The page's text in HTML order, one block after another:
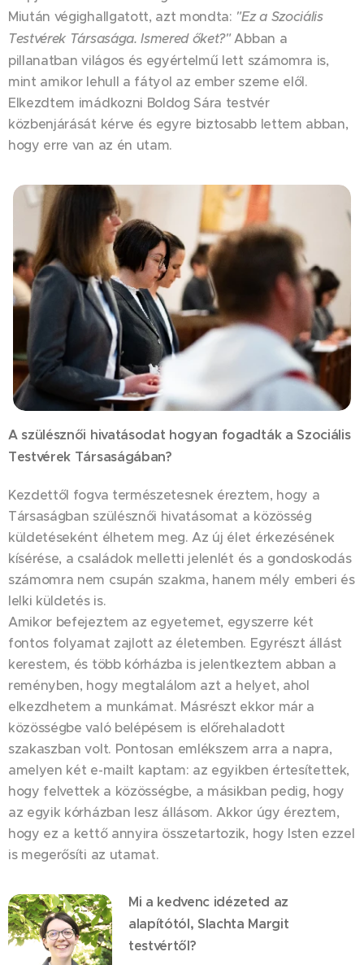
Miután végighallgatott, azt mondta: "Ez a Szociális
Testvérek Társasága. Ismered őket?"Abban a
pillanatban világos és egyértelmű lett számomra is,
mint amikor lehull a fátyol az ember szeme elől.
Elkezdtem imádkozni Boldog Sára testvér
közbenjárását kérve és egyre biztosabb lettem abban,
hogy erre van az én utam.
A szülésznői hivatásodat hogyan fogadták a Szociális
Testvérek Társaságában?
Kezdettől fogva természetesnek éreztem, hogy a
Társaságban szülésznői hivatásomat a közösség
küldetéseként élhetem meg. Az új élet érkezésének
kísérése, a családok melletti jelenlét és a gondoskodás
számomra nem csupán szakma, hanem mély emberi és
lelki küldetés is.
Amikor befejeztem az egyetemet, egyszerre két
fontos folyamat zajlott az életemben. Egyrészt állást
kerestem, és több kórházba is jelentkeztem abban a
reményben, hogy megtalálom azt a helyet, ahol
elkezdhetem a munkámat. Másrészt ekkor már a
közösségbe való belépésem is előrehaladott
szakaszban volt. Pontosan emlékszem arra a napra,
amelyen két e-mailt kaptam: az egyikben értesítettek,
hogy felvettek a közösségbe, a másikban pedig, hogy
az egyik kórházban lesz állásom. Akkor úgy éreztem,
hogy ez a kettő annyira összetartozik, hogy Isten ezzel
is megerősíti az utamat.
Mi a kedvenc idézeted az
alapítótól, Slachta Margit
testvértől?